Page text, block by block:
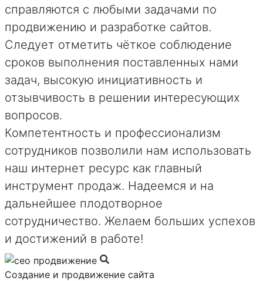
справляются с любыми задачами по
продвижению и разработке сайтов.
Следует отметить чёткое соблюдение
сроков выполнения поставленных нами
задач, высокую инициативность и
отзывчивость в решении интересующих
вопросов.
Компетентность и профессионализм
сотрудников позволили нам использовать
наш интернет ресурс как главный
инструмент продаж. Надеемся и на
дальнейшее плодотворное
сотрудничество. Желаем больших успехов
и достижений в работе!
Создание и продвижение сайта